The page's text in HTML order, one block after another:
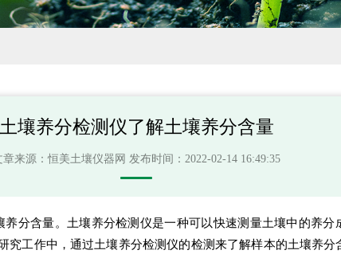
土壤养分检测仪了解土壤养分含量
章来源：恒美土壤仪器网 发布时间：2022-02-14 16:49:35
养分含量。土壤养分检测仪是一种可以快速测量土壤中的养分
究工作中，通过土壤养分检测仪的检测来了解样本的土壤养分